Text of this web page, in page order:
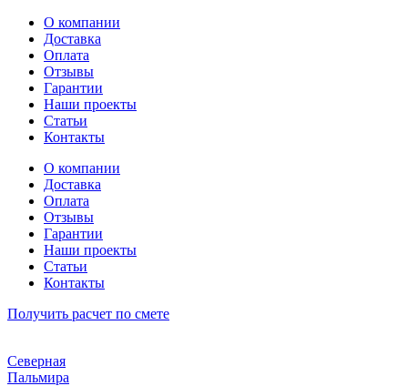
Перейти
содержимому
О компании
Доставка
Оплата
Отзывы
Гарантии
Наши проекты
Статьи
Контакты
О компании
Доставка
Оплата
Отзывы
Гарантии
Наши проекты
Статьи
Контакты
Получить расчет по смете
Северная
Пальмира